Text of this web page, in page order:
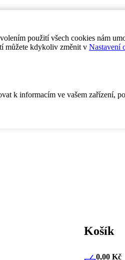
použití všech cookies nám
můžete kdykoliv změnit v Nastavení
k informacím ve vašem zařízení,
Košík
0,00 Kč